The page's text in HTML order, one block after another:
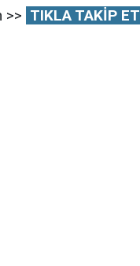
>> TIKLA TAKİP ET